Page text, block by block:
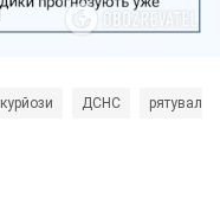
курйози ДСНС